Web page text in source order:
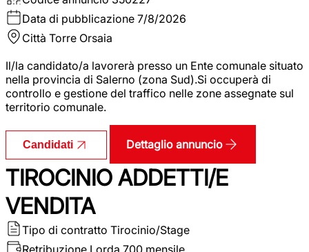
Data di pubblicazione 7/8/2026
Città Torre Orsaia
Il/la candidato/a lavorerà presso un Ente comunale situato
nella provincia di Salerno (zona Sud).Si occuperà di
controllo e gestione del traffico nelle zone assegnate sul
territorio comunale.
Candidati Dettaglio annuncio
TIROCINIO ADDETTI/E
VENDITA
Tipo di contratto Tirocinio/Stage
Retribuzione Lorda 700 mensile